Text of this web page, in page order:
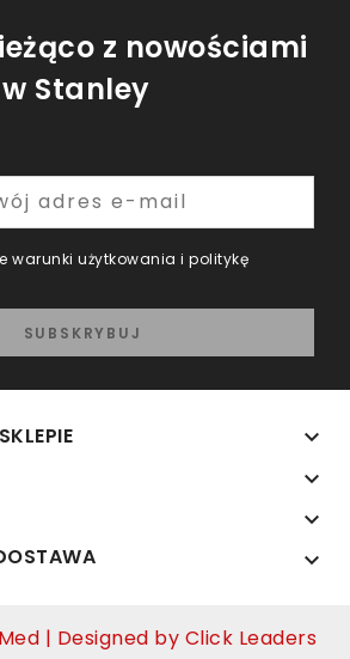
z nowościami
w Stanley
warunki użytkowania i politykę




| Designed by Click Leaders